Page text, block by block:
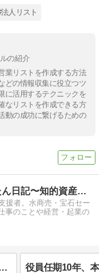
法人リスト
の紹介
業リストを作成する方法
どの情報収集に役立つツ
に活用するテクニックを
なリストを作成できる方
動の成功に繋げるための
滋賀県の行政書士こうたん日記〜知的資産経営で滋賀を元気に！〜
援者。水商売・宝石セー
事のことや経営・起業の
｜中小企業での種類株式の事例 役員任期10年、